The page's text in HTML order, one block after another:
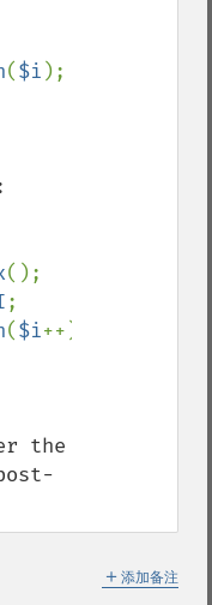
($i );
();
($i++))
the
＋ 添加备注